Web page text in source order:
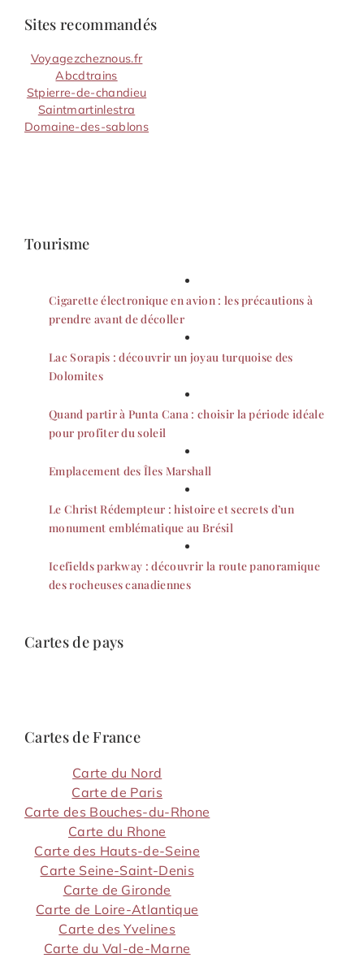
Sites recommandés
Voyagezcheznous.fr
Abcdtrains
Stpierre-de-chandieu
Saintmartinlestra
Domaine-des-sablons
Tourisme
Cigarette électronique en avion : les précautions à
prendre avant de décoller
Lac Sorapis : découvrir un joyau turquoise des
Dolomites
Quand partir à Punta Cana : choisir la période idéale
pour profiter du soleil
Emplacement des Îles Marshall
Le Christ Rédempteur : histoire et secrets d’un
monument emblématique au Brésil
Icefields parkway : découvrir la route panoramique
des rocheuses canadiennes
Cartes de pays
Cartes de France
Carte du Nord
Carte de Paris
Carte des Bouches-du-Rhone
Carte du Rhone
Carte des Hauts-de-Seine
Carte Seine-Saint-Denis
Carte de Gironde
Carte de Loire-Atlantique
Carte des Yvelines
Carte du Val-de-Marne